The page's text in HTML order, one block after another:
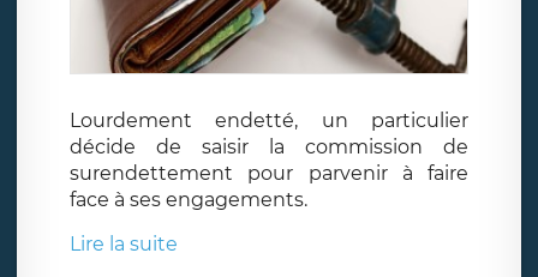
Lourdement endetté, un particulier
décide de saisir la commission de
surendettement pour parvenir à faire
face à ses engagements.
Lire la suite